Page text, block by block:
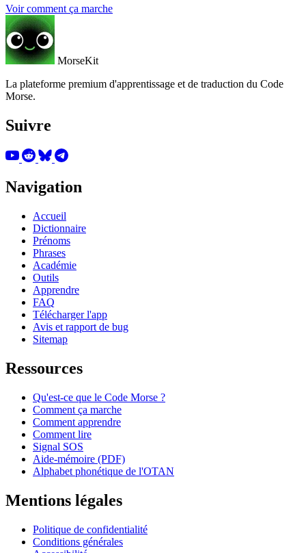
Voir comment ça marche
MorseKit
La plateforme premium d'apprentissage et de traduction du Code
Morse.
Suivre
Navigation
Accueil
Dictionnaire
Prénoms
Phrases
Académie
Outils
Apprendre
FAQ
Télécharger l'app
Avis et rapport de bug
Sitemap
Ressources
Qu'est-ce que le Code Morse ?
Comment ça marche
Comment apprendre
Comment lire
Signal SOS
Aide-mémoire (PDF)
Alphabet phonétique de l'OTAN
Mentions légales
Politique de confidentialité
Conditions générales